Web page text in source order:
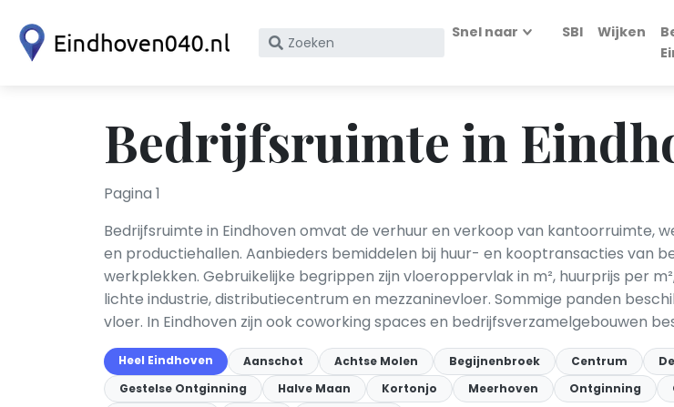
Zoek
KvK
nummer
Snel naar SBI Wijken
Bedrijfsruimte in
Pagina 1
Bedrijfsruimte in Eindhoven omvat de verhuur en verkoop van kantoorruimte,
en productiehallen. Aanbieders bemiddelen bij huur- en kooptransacties van
werkplekken. Gebruikelijke begrippen zijn vloeroppervlak in m², huurprijs per
lichte industrie, distributiecentrum en mezzaninevloer. Sommige panden
vloer. In Eindhoven zijn ook coworking spaces en bedrijfsverzamelgebouwen
Heel Eindhoven Aanschot Achtse Molen Begijnenbroek Centrum
Gestelse Ontginning
Halve Maan Kortonjo Meerhoven Ontginning